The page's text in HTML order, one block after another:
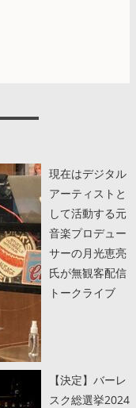
現在はデジタル
アーティストと
して活動する元
音楽プロデュー
サーの月光恵亮
氏が無観客配信
トークライブ
【決定】バーレ
スク総選挙2024